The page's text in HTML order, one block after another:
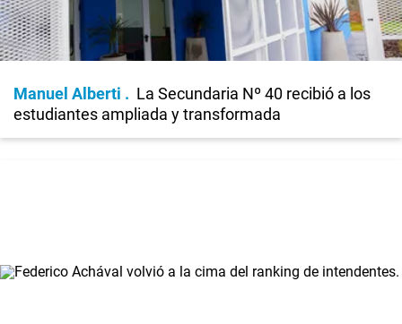
Manuel Alberti
La Secundaria Nº 40 recibió a los
estudiantes ampliada y transformada